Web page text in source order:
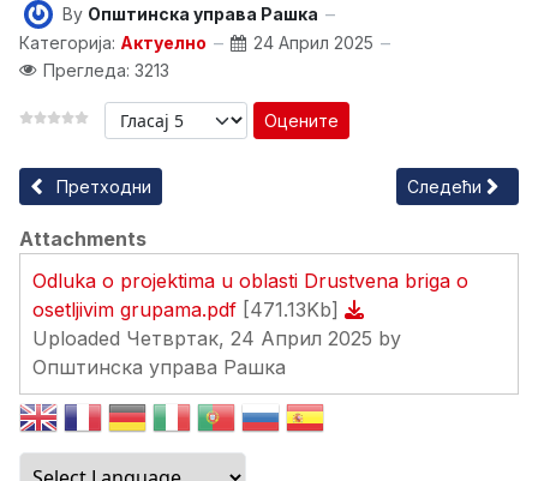
By Општинска управа Рашка
Категорија: Актуелно
24 Април 2025
Прегледа: 3213
Оцените
Претходни чланак: Знање вреди – инвестиција у младе
Претходни Следећи
Следећи
Attachments
Odluka o projektima u oblasti Drustvena briga o
osetljivim grupama.pdf [471.13Kb]
Uploaded Четвртак, 24 Април 2025 by
Општинска управа Рашка